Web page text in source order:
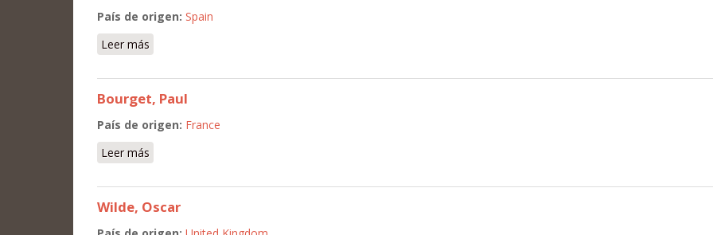
País de origen: Spain
Leer más
Bourget, Paul
País de origen: France
Leer más
Wilde, Oscar